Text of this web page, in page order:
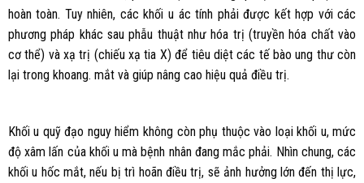
hoàn toàn. Tuy nhiên, các khối u ác tính phải được kết hợp với các
phương pháp khác sau phẫu thuật như hóa trị (truyền hóa chất vào
cơ thể) và xạ trị (chiếu xạ tia X) để tiêu diệt các tế bào ung thư còn
lại trong khoang. mắt và giúp nâng cao hiệu quả điều trị.
Khối u quỹ đạo nguy hiểm không còn phụ thuộc vào loại khối u, mức
độ xâm lấn của khối u mà bệnh nhân đang mắc phải. Nhìn chung, các
khối u hốc mắt, nếu bị trì hoãn điều trị, sẽ ảnh hưởng lớn đến thị lực,